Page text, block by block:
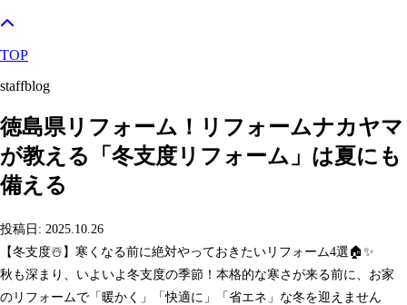
TOP
staffblog
徳島県リフォーム！リフォームナカヤマ
が教える「冬支度リフォーム」は夏にも
備える
投稿日: 2025.10.26
【冬支度☃️】寒くなる前に絶対やっておきたいリフォーム4選🏠✨
秋も深まり、いよいよ冬支度の季節！本格的な寒さが来る前に、お家
のリフォームで「暖かく」「快適に」「省エネ」な冬を迎えません